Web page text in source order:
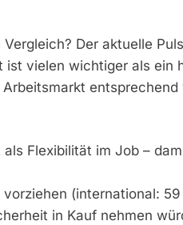
Der aktuelle
vielen wichtiger als ein
Flexibilität im Job –
(international:
in Kauf nehmen